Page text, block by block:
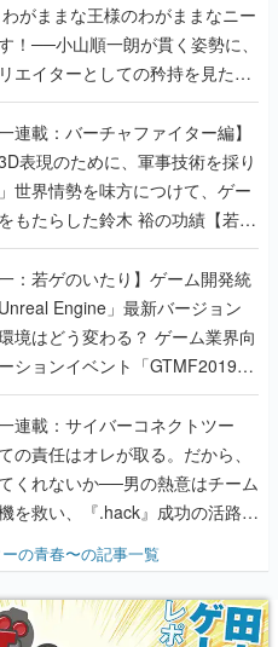
がままな王様のわがままなニー
！──小山順一朗が貫く姿勢に、
エイターとしての矜持を見た
たり最終回】
連載：バーチャファイター編】
表現のために、軍事技術を採り
世界情勢を味方につけて、ゲー
もたらした鈴木 裕の功績【若ゲ
：若ゲのいたり】ゲーム開発統
Engine」最新バージョン
境はどう変わる？ ゲーム業界向
ションイベント「GTMF2019」
より理解を深めよう【PR】
連載：サイバーコネクトツー
の責任はオレが取る。だから、
くれないか──男の熱意はチーム
を救い、『.hack』成功の活路を
ンプ』色だった【若ゲのいた
の青春〜の記事一覧